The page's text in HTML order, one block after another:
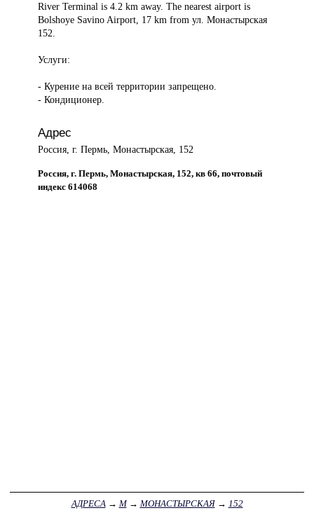
River Terminal is 4.2 km away. The nearest airport is
Bolshoye Savino Airport, 17 km from ул. Монастырская
152.
Услуги:
- Курение на всей территории запрещено.
- Кондиционер.
Адрес
Россия, г. Пермь, Монастырская, 152
Россия, г. Пермь, Монастырская, 152, кв 66, почтовый
индекс 614068
АДРЕСА→ М→ МОНАСТЫРСКАЯ→ 152